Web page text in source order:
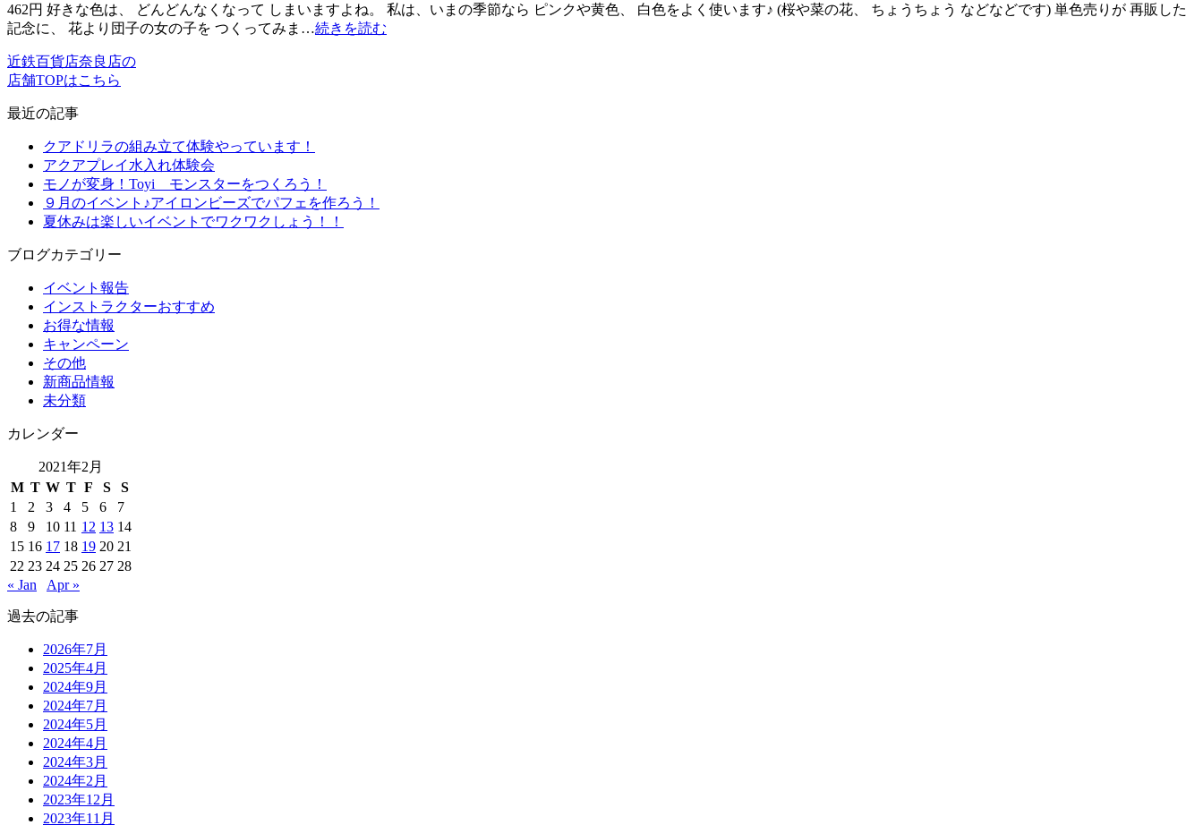
462円 好きな色は、 どんどんなくなって しまいますよね。 私は、いまの季節なら ピンクや黄色、 白色をよく使います♪ (桜や菜の花、 ちょうちょう などなどです) 単色売りが 再販した
記念に、 花より団子の女の子を つくってみま…続きを読む
近鉄百貨店奈良店の
店舗TOPはこちら
最近の記事
クアドリラの組み立て体験やっています！
アクアプレイ水入れ体験会
モノが変身！Toyi モンスターをつくろう！
９月のイベント♪アイロンビーズでパフェを作ろう！
夏休みは楽しいイベントでワクワクしょう！！
ブログカテゴリー
イベント報告
インストラクターおすすめ
お得な情報
キャンペーン
その他
新商品情報
未分類
カレンダー
2021年2月
M T W T F S
S
1
2 3 4 5 6
7
8
9 10 11 12 13 14
15 16 17 18 19 20 21
22 23 24 25 26 27 28
« Jan
Apr »
過去の記事
2026年7月
2025年4月
2024年9月
2024年7月
2024年5月
2024年4月
2024年3月
2024年2月
2023年12月
2023年11月